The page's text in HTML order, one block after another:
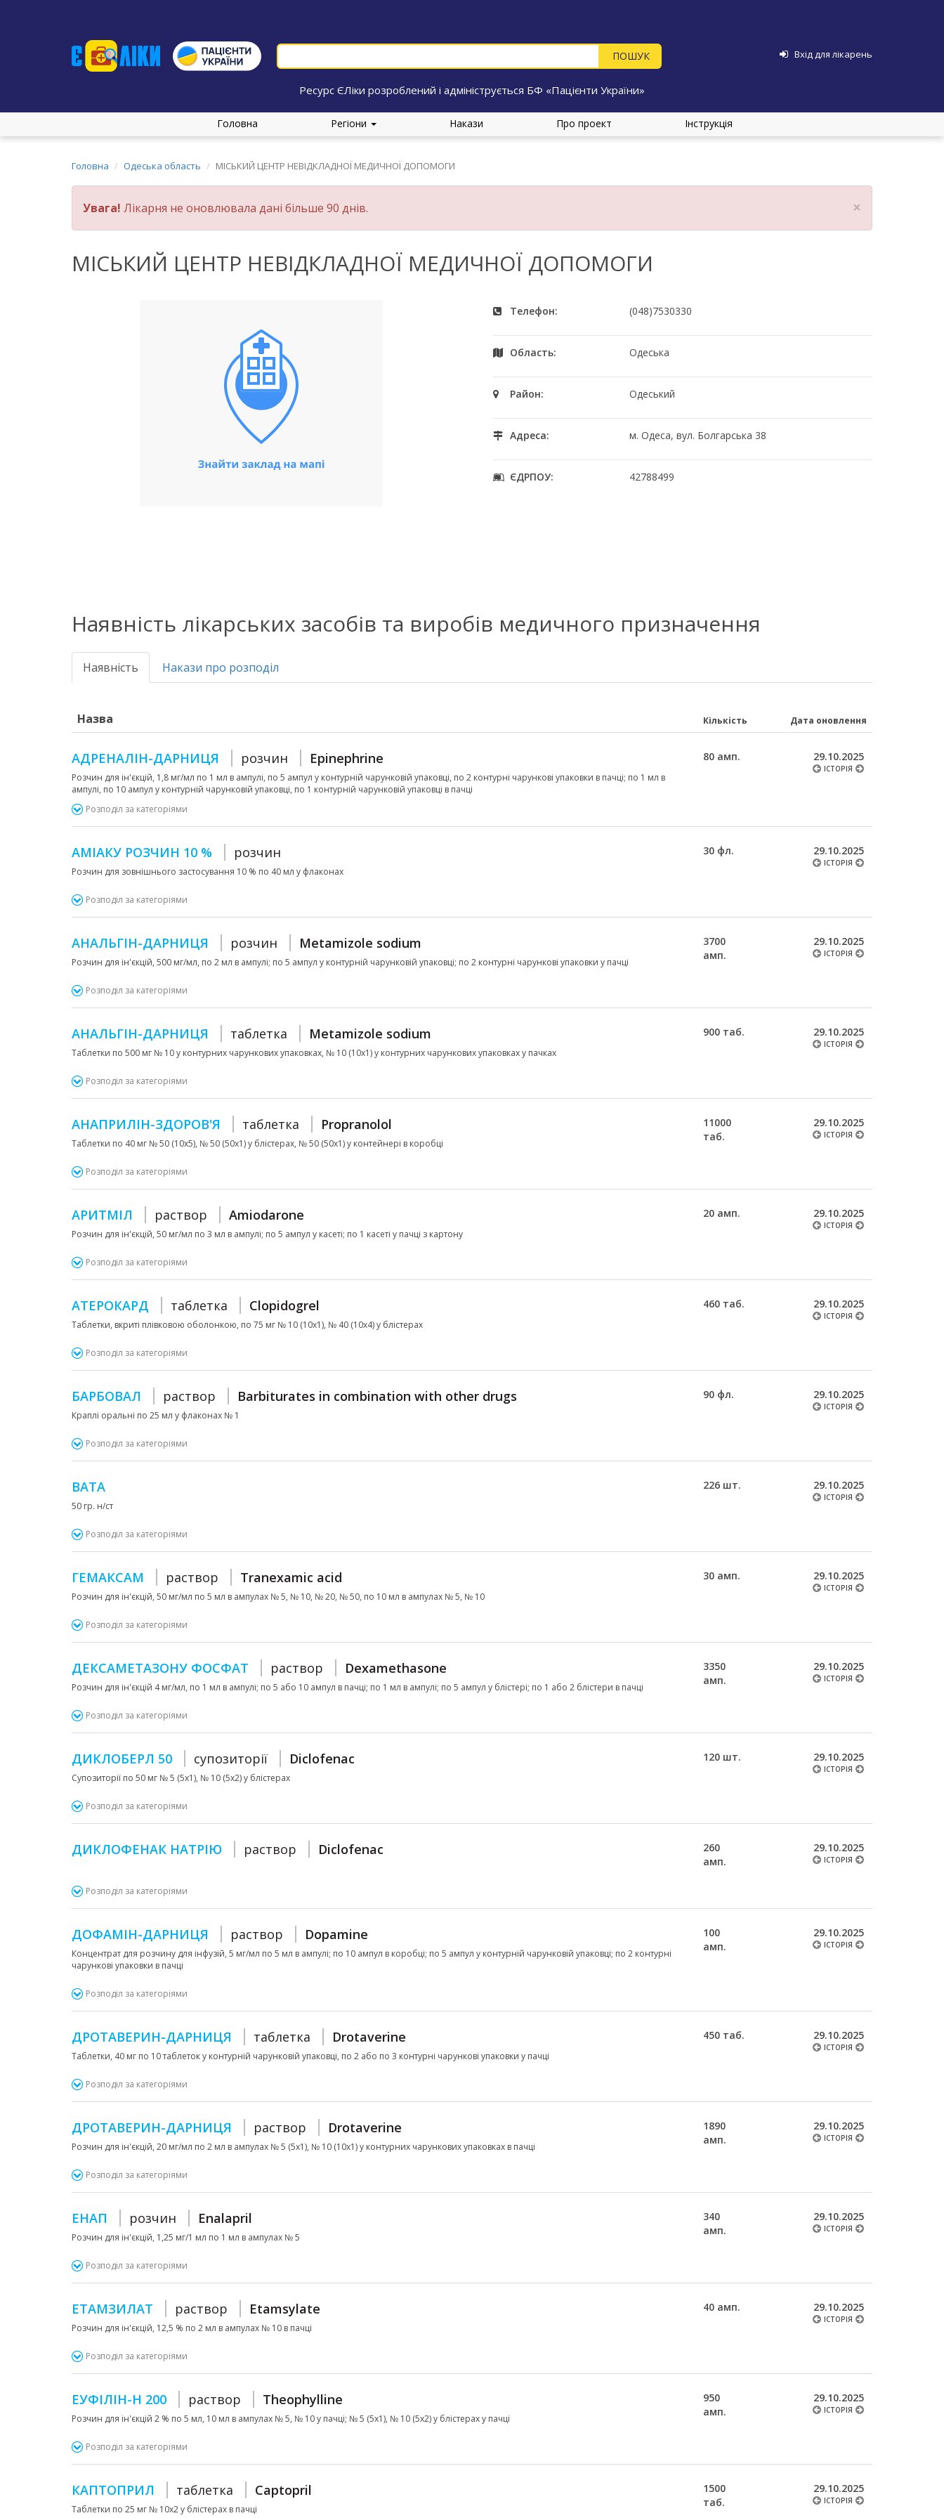
Вхід для лікарень
Ресурс ЄЛіки розроблений і адмініструється БФ «Пацієнти України»
Головна Регіони Накази Про проект Інструкція
Головна Одеська область МІСЬКИЙ ЦЕНТР НЕВІДКЛАДНОЇ МЕДИЧНОЇ ДОПОМОГИ
×
Увага! Лікарня не оновлювала дані більше 90 днів.
МІСЬКИЙ ЦЕНТР НЕВІДКЛАДНОЇ МЕДИЧНОЇ ДОПОМОГИ
Телефон: (048)7530330
Область: Одеська
Район: Одеський
Адреса: м. Одеса, вул. Болгарська 38
ЄДРПОУ: 42788499
Наявність лікарських засобів та виробів медичного призначення
Наявність Накази про розподіл
Назва Кількість Дата оновлення
АДРЕНАЛІН-ДАРНИЦЯ розчин Epinephrine
Розчин для ін'єкцій, 1,8 мг/мл по 1 мл в ампулі, по 5 ампул у контурній чарунковій упаковці, по 2 контурні чарункові упаковки в пачці; по 1 мл в
ампулі, по 10 ампул у контурній чарунковій упаковці, по 1 контурній чарунковій упаковці в пачці
80 амп. 29.10.2025
ІСТОРІЯ
Розподіл за категоріями
АМІАКУ РОЗЧИН 10 % розчин
Розчин для зовнішнього застосування 10 % по 40 мл у флаконах
30 фл. 29.10.2025
ІСТОРІЯ
Розподіл за категоріями
АНАЛЬГІН-ДАРНИЦЯ розчин Metamizole sodium
Розчин для ін'єкцій, 500 мг/мл, по 2 мл в ампулі; по 5 ампул у контурній чарунковій упаковці; по 2 контурні чарункові упаковки у пачці
3700
амп.
29.10.2025
ІСТОРІЯ
Розподіл за категоріями
АНАЛЬГІН-ДАРНИЦЯ таблетка Metamizole sodium
Таблетки по 500 мг № 10 у контурних чарункових упаковках, № 10 (10х1) у контурних чарункових упаковках у пачках
900 таб. 29.10.2025
ІСТОРІЯ
Розподіл за категоріями
АНАПРИЛІН-ЗДОРОВ'Я таблетка Propranolol
Таблетки по 40 мг № 50 (10х5), № 50 (50х1) у блістерах, № 50 (50х1) у контейнері в коробці
11000
таб.
29.10.2025
ІСТОРІЯ
Розподіл за категоріями
АРИТМІЛ раствор Amiodarone
Розчин для ін'єкцій, 50 мг/мл по 3 мл в ампулі; по 5 ампул у касеті; по 1 касеті у пачці з картону
20 амп. 29.10.2025
ІСТОРІЯ
Розподіл за категоріями
АТЕРОКАРД таблетка Clopidogrel
Таблетки, вкриті плівковою оболонкою, по 75 мг № 10 (10х1), № 40 (10х4) у блістерах
460 таб. 29.10.2025
ІСТОРІЯ
Розподіл за категоріями
БАРБОВАЛ раствор Barbiturates in combination with other drugs
Краплі оральні по 25 мл у флаконах № 1
90 фл. 29.10.2025
ІСТОРІЯ
Розподіл за категоріями
ВАТА
50 гр. н/ст
226 шт. 29.10.2025
ІСТОРІЯ
Розподіл за категоріями
ГЕМАКСАМ раствор Tranexamic acid
Розчин для ін'єкцій, 50 мг/мл по 5 мл в ампулах № 5, № 10, № 20, № 50, по 10 мл в ампулах № 5, № 10
30 амп. 29.10.2025
ІСТОРІЯ
Розподіл за категоріями
ДЕКСАМЕТАЗОНУ ФОСФАТ раствор Dexamethasone
Розчин для ін'єкцій 4 мг/мл, по 1 мл в ампулі; по 5 або 10 ампул в пачці; по 1 мл в ампулі; по 5 ампул у блістері; по 1 або 2 блістери в пачці
3350
амп.
29.10.2025
ІСТОРІЯ
Розподіл за категоріями
ДИКЛОБЕРЛ 50 супозиторії Diclofenac
Супозиторії по 50 мг № 5 (5х1), № 10 (5х2) у блістерах
120 шт. 29.10.2025
ІСТОРІЯ
Розподіл за категоріями
ДИКЛОФЕНАК НАТРІЮ раствор Diclofenac
260
амп.
29.10.2025
ІСТОРІЯ
Розподіл за категоріями
ДОФАМІН-ДАРНИЦЯ раствор Dopamine
Концентрат для розчину для інфузій, 5 мг/мл по 5 мл в ампулі; по 10 ампул в коробці; по 5 ампул у контурній чарунковій упаковці; по 2 контурні
чарункові упаковки в пачці
100
амп.
29.10.2025
ІСТОРІЯ
Розподіл за категоріями
ДРОТАВЕРИН-ДАРНИЦЯ таблетка Drotaverine
Таблетки, 40 мг по 10 таблеток у контурній чарунковій упаковці, по 2 або по 3 контурні чарункові упаковки у пачці
450 таб. 29.10.2025
ІСТОРІЯ
Розподіл за категоріями
ДРОТАВЕРИН-ДАРНИЦЯ раствор Drotaverine
Розчин для ін'єкцій, 20 мг/мл по 2 мл в ампулах № 5 (5х1), № 10 (10х1) у контурних чарункових упаковках в пачці
1890
амп.
29.10.2025
ІСТОРІЯ
Розподіл за категоріями
ЕНАП розчин Enalapril
Розчин для ін'єкцій, 1,25 мг/1 мл по 1 мл в ампулах № 5
340
амп.
29.10.2025
ІСТОРІЯ
Розподіл за категоріями
ЕТАМЗИЛАТ раствор Etamsylate
Розчин для ін'єкцій, 12,5 % по 2 мл в ампулах № 10 в пачці
40 амп. 29.10.2025
ІСТОРІЯ
Розподіл за категоріями
ЕУФІЛІН-Н 200 раствор Theophylline
Розчин для ін'єкцій 2 % по 5 мл, 10 мл в ампулах № 5, № 10 у пачці; № 5 (5х1), № 10 (5х2) у блістерах у пачці
950
амп.
29.10.2025
ІСТОРІЯ
Розподіл за категоріями
КАПТОПРИЛ таблетка Captopril
Таблетки по 25 мг № 10х2 у блістерах в пачці
1500
таб.
29.10.2025
ІСТОРІЯ